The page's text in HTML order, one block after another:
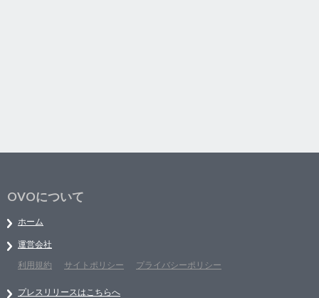
OVOについて
ホーム
運営会社
利用規約
サイトポリシー プライバシーポリシー
プレスリリースはこちらへ